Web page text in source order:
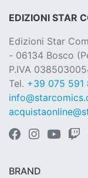
EDIZIONI STAR
Edizioni Star
- 06134 Bosco
P.IVA
Tel. +39 075 591
BRAND